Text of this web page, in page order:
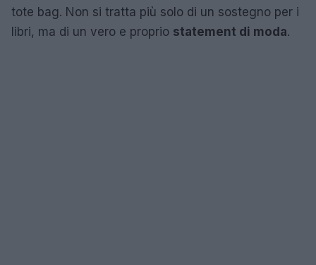
tote bag. Non si tratta più solo di un sostegno per i
libri, ma di un vero e proprio statement di moda.